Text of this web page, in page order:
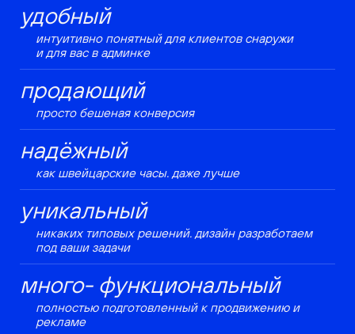
удобный
интуитивно понятный для клиентов снаружи
и для вас в админке
продающий
просто бешеная конверсия
надёжный
как швейцарские часы. даже лучше
уникальный
никаких типовых решений. дизайн разработаем
под ваши задачи
много- функциональный
полностью подготовленный к продвижению и
рекламе